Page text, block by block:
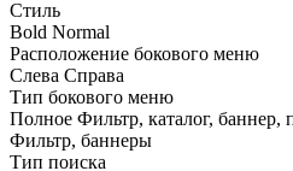
Стиль
Bold Normal
Расположение бокового меню
Слева Справа
Тип бокового меню
Полное Фильтр, каталог, баннер,
Фильтр, баннеры
Тип поиска